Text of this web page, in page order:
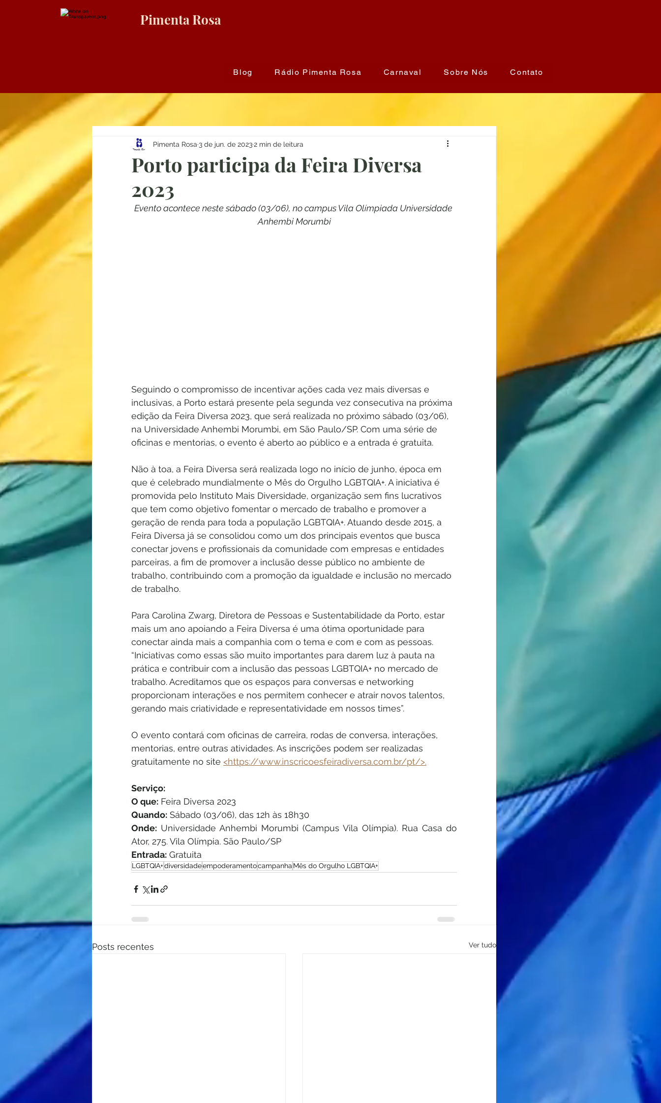
Pimenta Rosa
Blog Rádio Pimenta Rosa Carnaval Sobre Nós Contato
Porto participa da Feira Diversa
2023
Pimenta Rosa 3 de jun. de 20232 min de leitura
Evento acontece neste sábado (03/06), no campus Vila Olímpiada Universidade
Anhembi Morumbi
Seguindo o compromisso de incentivar ações cada vez mais diversas e
inclusivas, a Porto estará presente pela segunda vez consecutiva na próxima
edição da Feira Diversa 2023, que será realizada no próximo sábado (03/06),
na Universidade Anhembi Morumbi, em São Paulo/SP. Com uma série de
oficinas e mentorias, o evento é aberto ao público e a entrada é gratuita.
Não à toa, a Feira Diversa será realizada logo no início de junho, época em
que é celebrado mundialmente o Mês do Orgulho LGBTQIA+. A iniciativa é
promovida pelo Instituto Mais Diversidade, organização sem fins lucrativos
que tem como objetivo fomentar o mercado de trabalho e promover a
geração de renda para toda a população LGBTQIA+. Atuando desde 2015, a
Feira Diversa já se consolidou como um dos principais eventos que busca
conectar jovens e profissionais da comunidade com empresas e entidades
parceiras, a fim de promover a inclusão desse público no ambiente de
trabalho, contribuindo com a promoção da igualdade e inclusão no mercado
de trabalho.
Para Carolina Zwarg, Diretora de Pessoas e Sustentabilidade da Porto, estar
mais um ano apoiando a Feira Diversa é uma ótima oportunidade para
conectar ainda mais a companhia com o tema e com e com as pessoas.
“Iniciativas como essas são muito importantes para darem luz à pauta na
prática e contribuir com a inclusão das pessoas LGBTQIA+ no mercado de
trabalho. Acreditamos que os espaços para conversas e networking
proporcionam interações e nos permitem conhecer e atrair novos talentos,
gerando mais criatividade e representatividade em nossos times”.
O evento contará com oficinas de carreira, rodas de conversa, interações,
mentorias, entre outras atividades. As inscrições podem ser realizadas
gratuitamente no site <https://www.inscricoesfeiradiversa.com.br/pt/>.
Serviço:
O que: Feira Diversa 2023
Quando: Sábado (03/06), das 12h às 18h30
Onde: Universidade Anhembi Morumbi (Campus Vila Olímpia). Rua Casa do
Ator, 275. Vila Olímpia. São Paulo/SP
Entrada: Gratuita
LGBTQIA+diversidadeempoderamentocampanha Mês do Orgulho LGBTQIA+
Posts recentes Ver tudo